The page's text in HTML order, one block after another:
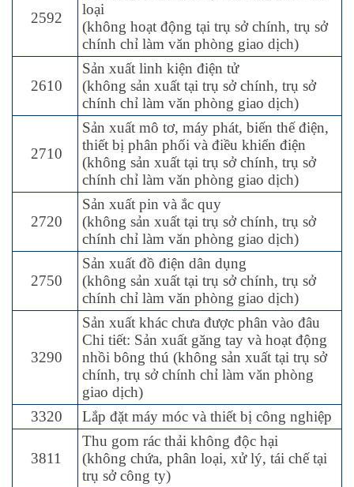
2592
loại
(không hoạt động tại trụ sở chính, trụ sở
chính chỉ làm văn phòng giao dịch)
2610
Sản xuất linh kiện điện tử
(không sản xuất tại trụ sở chính, trụ sở
chính chỉ làm văn phòng giao dịch)
2710
Sản xuất mô tơ, máy phát, biến thế điện,
thiết bị phân phối và điều khiển điện
(không sản xuất tại trụ sở chính, trụ sở
chính chỉ làm văn phòng giao dịch)
2720
Sản xuất pin và ắc quy
(không sản xuất tại trụ sở chính, trụ sở
chính chỉ làm văn phòng giao dịch)
2750
Sản xuất đồ điện dân dụng
(không sản xuất tại trụ sở chính, trụ sở
chính chỉ làm văn phòng giao dịch)
3290
Sản xuất khác chưa được phân vào đâu
Chi tiết: Sản xuất găng tay và hoạt động
nhồi bông thú (không sản xuất tại trụ sở
chính, trụ sở chính chỉ làm văn phòng
giao dịch)
3320
Lắp đặt máy móc và thiết bị công nghiệp
3811
Thu gom rác thải không độc hại
(không chứa, phân loại, xử lý, tái chế tại
trụ sở công ty)